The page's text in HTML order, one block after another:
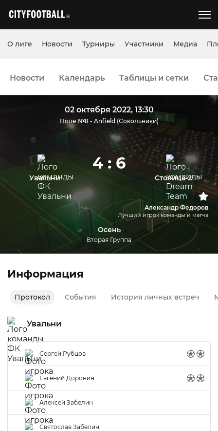
О лиге Новости Турниры Участники Медиа
Новости Календарь Таблицы и сетки
02 октября 2022, 13:30
Поле №8 - Anfield (Сокольники)
Увальни
4 : 6
Столица-2
Александр Федоров
Лучший игрок команды и матча
Осень
Вторая Группа
Информация
Протокол События История личных встреч
Увальни
Сергей Рубцов
Евгений Доронин
Алексей Забелин
Святослав Забелин